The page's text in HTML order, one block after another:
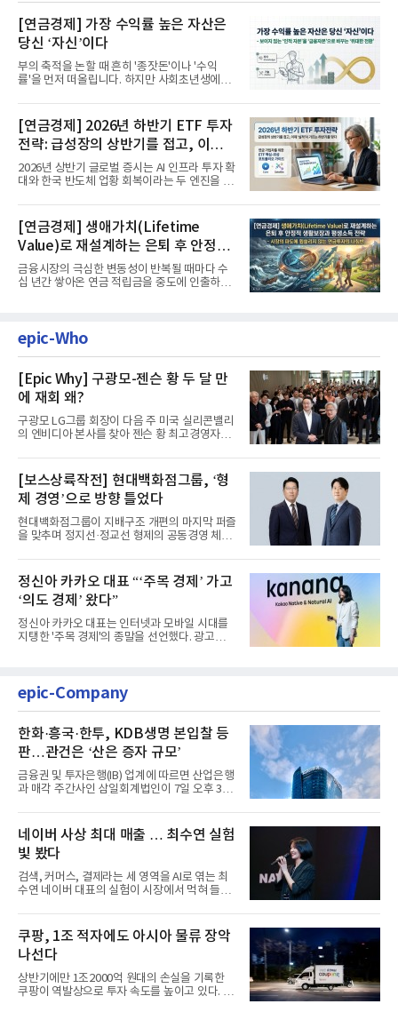
[연금경제] 가장 수익률 높은 자산은
당신 ‘자신’이다
부의 축적을 논할 때 흔히 '종잣돈'이나 '수익
률'을 먼저 떠올립니다. 하지만 사회초년생에게
[연금경제] 2026년 하반기 ETF 투자
전략: 급성장의 상반기를 접고, 이제
'실적'이 가르는 하반기를 맞다
2026년 상반기 글로벌 증시는 AI 인프라 투자 확
대와 한국 반도체 업황 회복이라는 두 엔진을 달
[연금경제] 생애가치(Lifetime
Value)로 재설계하는 은퇴 후 안정적
생활보장과 평생소득 전략
금융시장의 극심한 변동성이 반복될 때마다 수
십 년간 쌓아온 연금 적립금을 중도에 인출하거
epic-Who
[Epic Why] 구광모-젠슨 황 두 달 만
에 재회 왜?
구광모 LG그룹 회장이 다음 주 미국 실리콘밸리
의 엔비디아 본사를 찾아 젠슨 황 최고경영자
[보스상륙작전] 현대백화점그룹, ‘형
제 경영’으로 방향 틀었다
현대백화점그룹이 지배구조 개편의 마지막 퍼즐
을 맞추며 정지선·정교선 형제의 공동경영 체제
정신아 카카오 대표 “‘주목 경제’ 가고
‘의도 경제’ 왔다”
정신아 카카오 대표는 인터넷과 모바일 시대를
지탱한 '주목 경제'의 종말을 선언했다. 광고를
epic-Company
한화·흥국·한투, KDB생명 본입찰 등
판…관건은 ‘산은 증자 규모’
금융권 및 투자은행(IB) 업계에 따르면 산업은행
과 매각 주간사인 삼일회계법인이 7일 오후 3시
네이버 사상 최대 매출 … 최수연 실험
빛 봤다
검색, 커머스, 결제라는 세 영역을 AI로 엮는 최
수연 네이버 대표의 실험이 시장에서 먹혀 들어
쿠팡, 1조 적자에도 아시아 물류 장악
나선다
상반기에만 1조2000억 원대의 손실을 기록한
쿠팡이 역발상으로 투자 속도를 높이고 있다. 이